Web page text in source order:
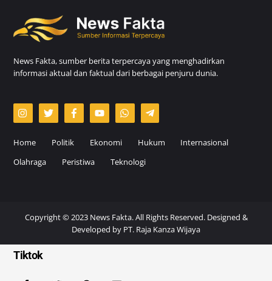
News Fakta, sumber berita terpercaya yang menghadirkan
informasi aktual dan faktual dari berbagai penjuru dunia.
Home Politik Ekonomi Hukum
Internasional
Olahraga
Peristiwa Teknologi
Copyright © 2023 News Fakta. All Rights Reserved. Designed &
Developed by PT. Raja Kanza Wijaya
Tiktok